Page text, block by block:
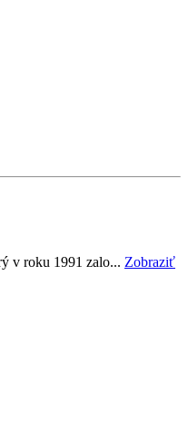
v roku 1991 zalo... Zobraziť